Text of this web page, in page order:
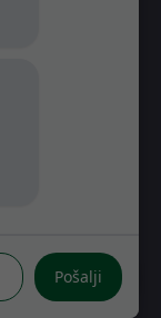
Pošalji